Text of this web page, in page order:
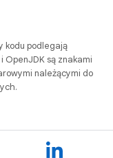
kodu podlegają
OpenJDK są znakami
należącymi do